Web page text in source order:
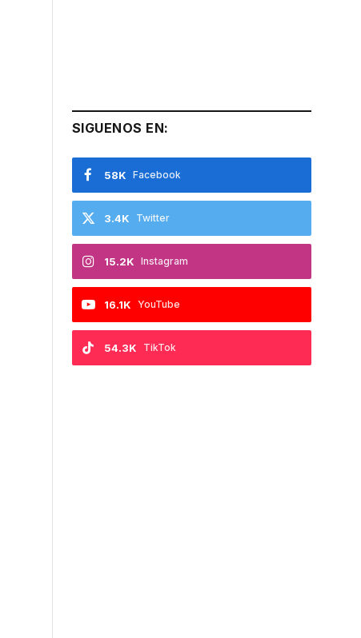
SIGUENOS EN:
Facebook
58K
Twitter
3.4K
Instagram
15.2K
YouTube
16.1K
TikTok
54.3K